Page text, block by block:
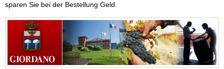
sparen Sie bei der Bestellung Geld.